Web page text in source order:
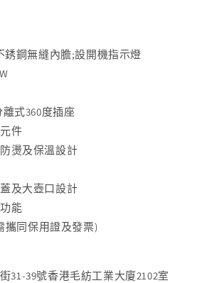
銹鋼無縫內膽;設開機指示燈
式360度插座
件
燙及保溫設計
及大壺口設計
能
攜同保用證及發票)
31-39號香港毛紡工業大廈2102室